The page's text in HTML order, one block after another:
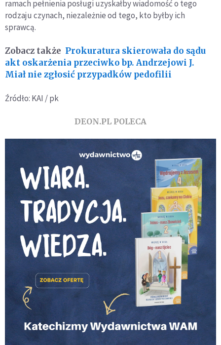
ramach pełnienia posługi uzyskałby wiadomość o tego
rodzaju czynach, niezależnie od tego, kto byłby ich
sprawcą.
Zobacz także Prokuratura skierowała do sądu
akt oskarżenia przeciwko bp. Andrzejowi J.
Miał nie zgłosić przypadków pedofilii
Źródło: KAI / pk
DEON.PL POLECA